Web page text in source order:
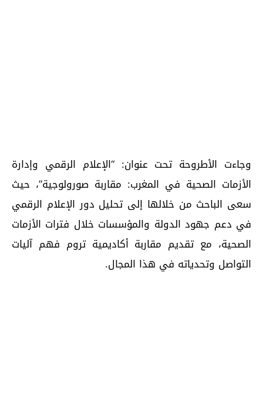
وجاءت الأطروحة تحت عنوان: “الإعلام الرقمي وإدارة
الأزمات الصحية في المغرب: مقاربة صورولوجية”، حيث
سعى الباحث من خلالها إلى تحليل دور الإعلام الرقمي
في دعم جهود الدولة والمؤسسات خلال فترات الأزمات
الصحية، مع تقديم مقاربة أكاديمية تروم فهم آليات
التواصل وتحدياته في هذا المجال.